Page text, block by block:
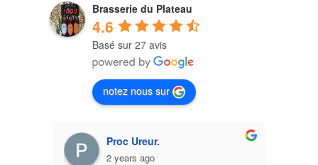
Brasserie du Plateau
4.6
Basé sur 27 avis
notez nous sur
Proc Ureur.
2 years ago